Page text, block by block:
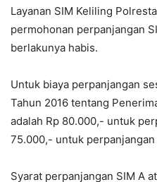
Layanan SIM Keliling
permohonan perpanjangan
berlakunya habis.
Untuk biaya perpanjangan
Tahun 2016 tentang
adalah Rp 80.000,- untuk
75.000,- untuk perpanjangan
Syarat perpanjangan SIM A